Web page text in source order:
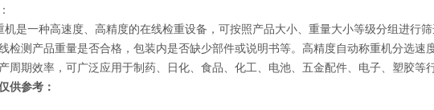
机是一种高速度、高精度的在线检重设备，可按照产品大小、重量大小等级分组进行
检测产品重量是否合格，包装内是否缺少部件或说明书等。高精度自动称重机分选速
周期效率，可广泛应用于制药、日化、食品、化工、电池、五金配件、电子、塑胶等行
供参考：